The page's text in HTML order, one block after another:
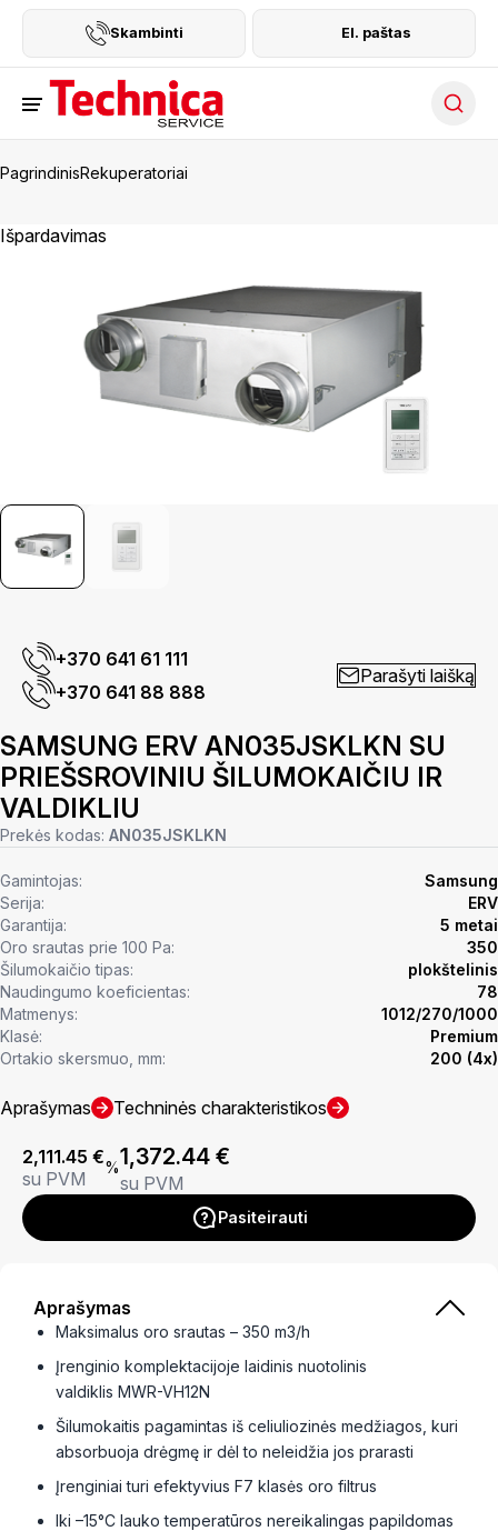
Skambinti El. paštas
PagrindinisRekuperatoriai
Išpardavimas
+370 641 61 111
+370 641 88 888
Parašyti laišką
SAMSUNG ERV AN035JSKLKN SU
PRIEŠSROVINIU ŠILUMOKAIČIU IR
VALDIKLIU
Prekės kodas: AN035JSKLKN
Gamintojas:
Samsung
Serija:
ERV
Garantija:
5 metai
Oro srautas prie 100 Pa:
350
Šilumokaičio tipas:
plokštelinis
Naudingumo koeficientas:
78
Matmenys:
1012/270/1000
Klasė:
Premium
Ortakio skersmuo, mm:
200 (4x)
Aprašymas Techninės charakteristikos
2,111.45 €
su PVM
%1,372.44 €
su PVM
Pasiteirauti
Aprašymas
Maksimalus oro srautas – 350 m3/h
Įrenginio komplektacijoje laidinis nuotolinis
valdiklis MWR-VH12N
Šilumokaitis pagamintas iš celiuliozinės medžiagos, kuri
absorbuoja drėgmę ir dėl to neleidžia jos prarasti
Įrenginiai turi efektyvius F7 klasės oro filtrus
Iki –15°C lauko temperatūros nereikalingas papildomas